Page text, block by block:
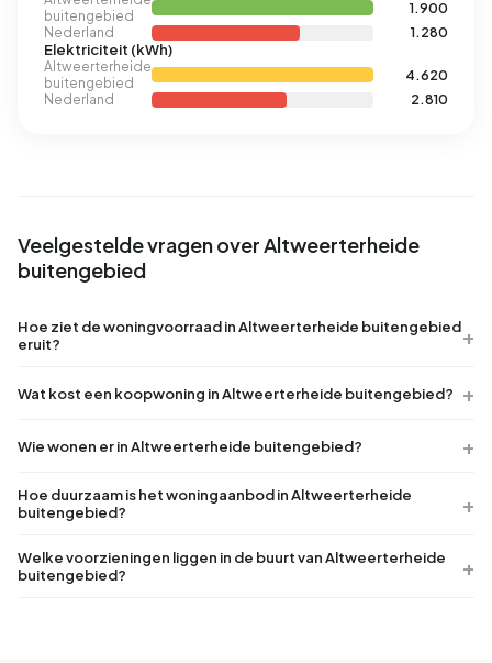
buitengebied
1.900
Nederland
1.280
Elektriciteit (kWh)
Altweerterheide
buitengebied
4.620
Nederland
2.810
Veelgestelde vragen over Altweerterheide
buitengebied
Hoe ziet de woningvoorraad in Altweerterheide buitengebied
eruit?
Wat kost een koopwoning in Altweerterheide buitengebied?
Wie wonen er in Altweerterheide buitengebied?
Hoe duurzaam is het woningaanbod in Altweerterheide
buitengebied?
Welke voorzieningen liggen in de buurt van Altweerterheide
buitengebied?